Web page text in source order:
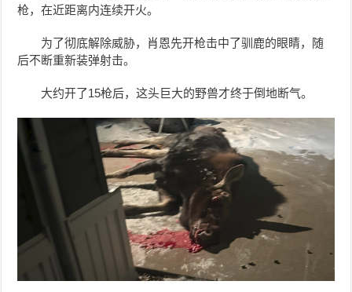
枪，在近距离内连续开火。
为了彻底解除威胁，肖恩先开枪击中了驯鹿的眼睛，随
后不断重新装弹射击。
大约开了15枪后，这头巨大的野兽才终于倒地断气。